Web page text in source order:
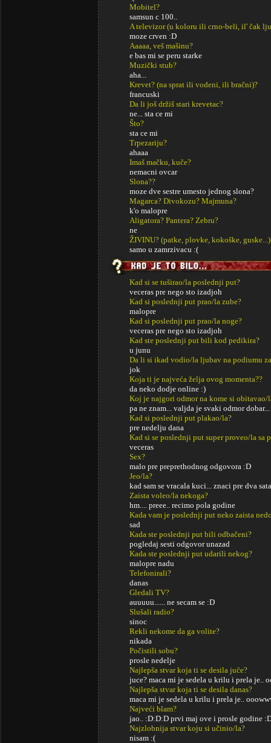
Mobitel?
samsun c 100..
A televizor (u koloru ili crno-beli, il' čak
moze crven :D
Aaaaa, veš mašinu?
e bas mi se peru starke
Muzički stub?
aha...
Krevet? (na sprat ili vodeni, ili bračni)?
francuski
Da li još držiš stari krevetac?
ne... sta ce mi
Što?
sta ce mi
Trpezariju?
ahaaa
Imaš mačku, kuče?
nemacni ovcar
Slona??
moze dve sestre umesto jednog slona?
Magarca? Divokozu? Majmuna?
k'o malopre
Aligatora? Pantera? Zebru?
ne
ŽIVINU? (patke, plovke, kokoške,
samo u zamrzivacu :(
Kad si se tuširao/la poslednji put?
veceras pre nego sto izadjoh
Kad si poslednji put prao/la zube?
malopre
Kad si poslednji put prao/la noge?
veceras pre nego sto izadjoh
Kad ste poslednji put bili kod pedikira?
u junu
Da li si ikad vodio/la ljubav na podiumu
jok
Koja ti je najveća želja ovog momenta??
da neko dodje online :)
Koj je najgori odmor na kome si obitavao/
pa ne znam... valjda je svaki odmor dobar...
Kad si poslednji put plakao/la?
pre nedelju dana
Kad si se poslednji put super proveo/la sa
veceras
Sex?
malo pre preprethodnog odgovora :D
Jeo/la?
kad sam se vracala kuci... znaci pre dva sata
Zaista voleo/la nekoga?
hm.... preee.. recimo pola godine
Kada vam je poslednji put neko zaista
sad
Kada ste poslednji put bili odbačeni?
pogledaj sesti odgovor unazad
Kada ste poslednji put udarili nekog?
malopre nadu
Telefonirali?
danas
Gledali TV?
auuuuu...... ne secam se :D
Slušali radio?
sinoc
Rekli nekome da ga volite?
nikada
Počistili sobu?
prosle nedelje
Najlepša stvar koja ti se desila juče?
juce? maca mi je sedela u krilu i prela je..
Najlepša stvar koja ti se desila danas?
maca mi je sedela u krilu i prela je..
Najveći blam?
jao.. :D:D:D prvi maj ove i prosle godine
Najzlobnija stvar koju si učinio/la?
nisam :(